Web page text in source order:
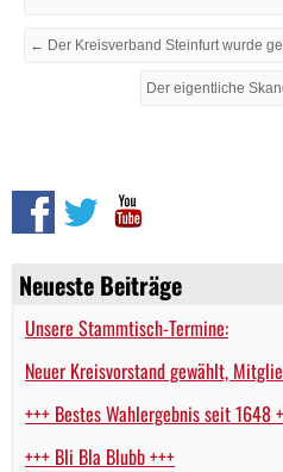
Neueste Beiträge
Unsere Stammtisch-Termine:
Neuer Kreisvorstand gewählt,
+++ Bestes Wahlergebnis seit 1648
+++ Bli Bla Blubb +++